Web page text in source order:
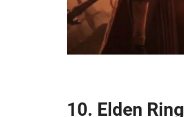
10. Elden Ring